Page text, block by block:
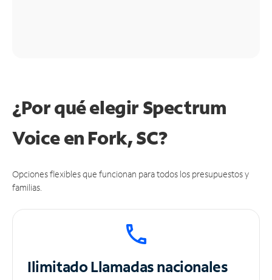
¿Por qué elegir Spectrum
Voice en Fork, SC?
Opciones flexibles que funcionan para todos los presupuestos y
familias.
IlimitadoLlamadas nacionales